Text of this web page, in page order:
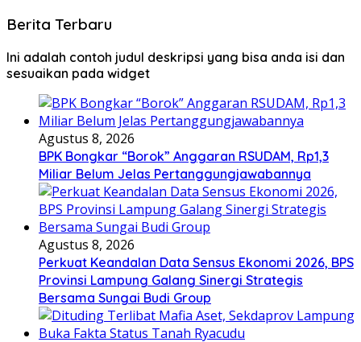
Berita Terbaru
Ini adalah contoh judul deskripsi yang bisa anda isi dan
sesuaikan pada widget
Agustus 8, 2026
BPK Bongkar “Borok” Anggaran RSUDAM, Rp1,3
Miliar Belum Jelas Pertanggungjawabannya
Agustus 8, 2026
Perkuat Keandalan Data Sensus Ekonomi 2026, BPS
Provinsi Lampung Galang Sinergi Strategis
Bersama Sungai Budi Group